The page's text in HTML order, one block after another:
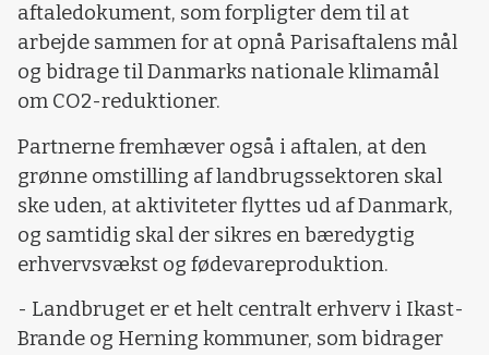
aftaledokument, som forpligter dem til at
arbejde sammen for at opnå Parisaftalens mål
og bidrage til Danmarks nationale klimamål
om CO2-reduktioner.
Partnerne fremhæver også i aftalen, at den
grønne omstilling af landbrugssektoren skal
ske uden, at aktiviteter flyttes ud af Danmark,
og samtidig skal der sikres en bæredygtig
erhvervsvækst og fødevareproduktion.
- Landbruget er et helt centralt erhverv i Ikast-
Brande og Herning kommuner, som bidrager